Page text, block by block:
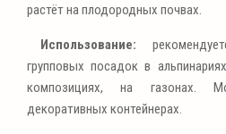
растёт на плодородных почвах.
Использование:
групповых посадок в
композициях, на газонах.
декоративных контейнерах.